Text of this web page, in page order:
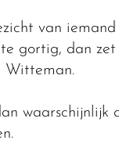
van
gortig, dan zet
Witteman.
waarschijnlijk